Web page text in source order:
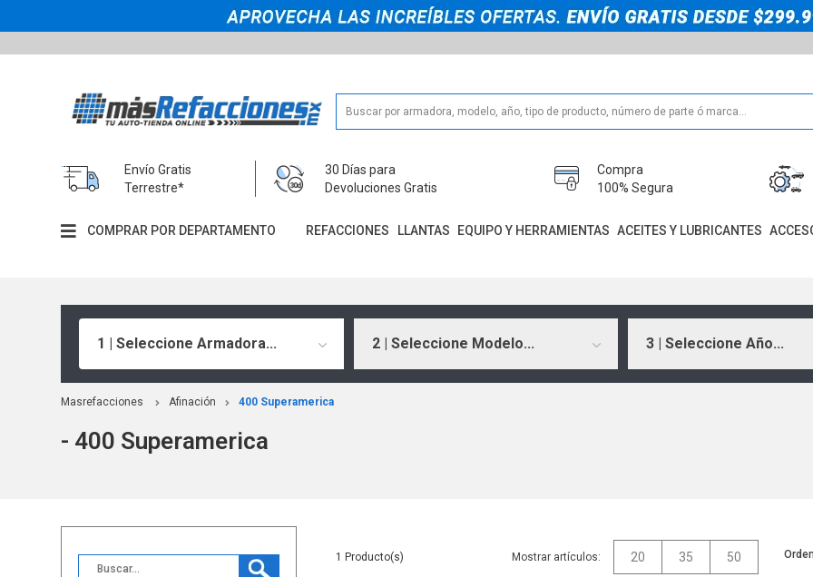
Envío Gratis
Terrestre*
30 Días para
Devoluciones Gratis
Compra
100% Segura
COMPRAR POR DEPARTAMENTO REFACCIONES LLANTAS EQUIPO Y HERRAMIENTAS ACEITES Y LUBRICANTES
1 | Seleccione Armadora... 2 | Seleccione Modelo... 3 | Seleccione Año...
Masrefacciones Afinación 400 Superamerica
- 400 Superamerica
1 Mostrar artículos: 20 35 50